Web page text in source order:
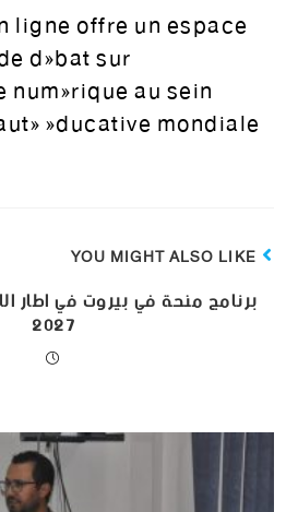
ligne offre un espace
débat sur
au sein
éducative mondiale
YOU MIGHT ALSO LIKE
2027